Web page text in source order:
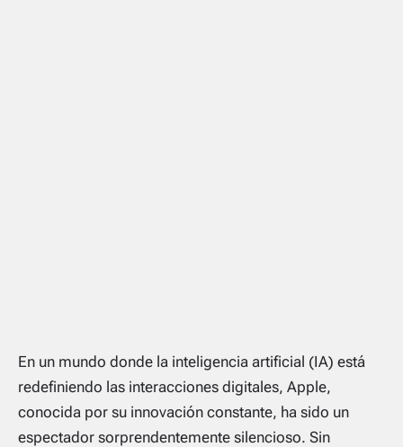
En un mundo donde la inteligencia artificial (IA) está
redefiniendo las interacciones digitales, Apple,
conocida por su innovación constante, ha sido un
espectador sorprendentemente silencioso. Sin